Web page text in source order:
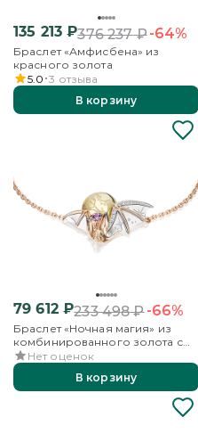
135 213 ₽376 237₽-64%
Браслет «Амфисбена» из
красного золота
5.0 3 отзыва
В корзину
79 612₽233 498₽-66%
Браслет «Ночная магия» из
комбинированного золота с
аметистом и бесцветными
топазами
Нет оценок
В корзину